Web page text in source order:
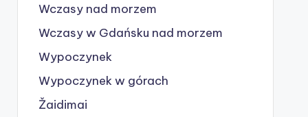
Wczasy nad morzem
Wczasy w Gdańsku nad morzem
Wypoczynek
Wypoczynek w górach
Žaidimai